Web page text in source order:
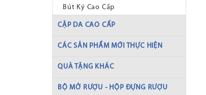
Bút Ký Cao Cấp
CẶP DA CAO CẤP
CÁC SẢN PHẨM MỚI THỰC HIỆN
QUÀ TẶNG KHÁC
BỘ MỞ RƯỢU - HỘP ĐỰNG RƯỢU